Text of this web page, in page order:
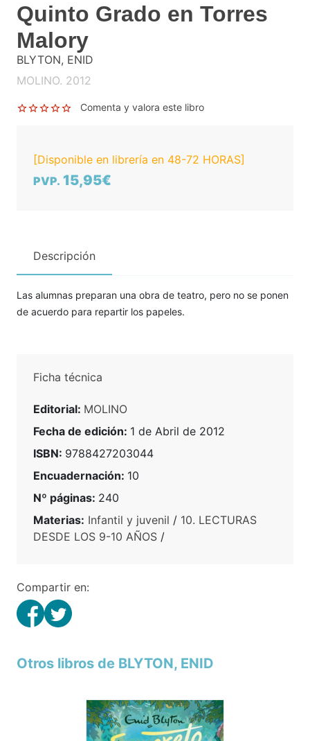
Quinto Grado en Torres
Malory
BLYTON, ENID
MOLINO. 2012
Comenta y valora este libro
[Disponible en librería en 48-72 HORAS]
PVP. 15,95€
Descripción
Las alumnas preparan una obra de teatro, pero no se ponen
de acuerdo para repartir los papeles.
Ficha técnica
Editorial: MOLINO
Fecha de edición: 1 de Abril de 2012
ISBN: 9788427203044
Encuadernación: 10
Nº páginas: 240
Materias: Infantil y juvenil / 10. LECTURAS
DESDE LOS 9-10 AÑOS /
Compartir en:
Otros libros de BLYTON, ENID